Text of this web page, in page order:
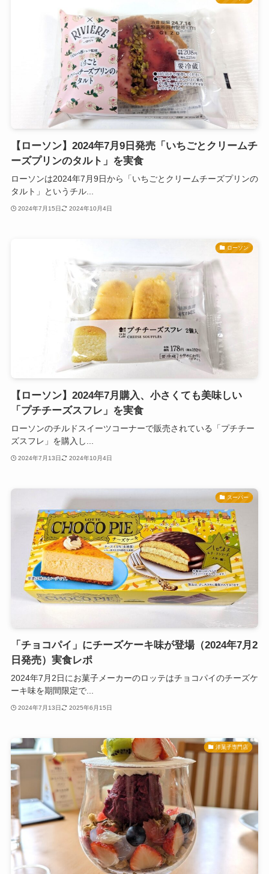
【ローソン】2024年7月9日発売「いちごとクリームチ
ーズプリンのタルト」を実食
ローソンは2024年7月9日から「いちごとクリームチーズプリンの
タルト」というチル...
2024年7月15日 2024年10月4日
ローソン
【ローソン】2024年7月購入、小さくても美味しい
「プチチーズスフレ」を実食
ローソンのチルドスイーツコーナーで販売されている「プチチー
ズスフレ」を購入し...
2024年7月13日 2024年10月4日
スーパー
「チョコパイ」にチーズケーキ味が登場（2024年7月2
日発売）実食レポ
2024年7月2日にお菓子メーカーのロッテはチョコパイのチーズケ
ーキ味を期間限定で...
2024年7月13日 2025年6月15日
洋菓子専門店